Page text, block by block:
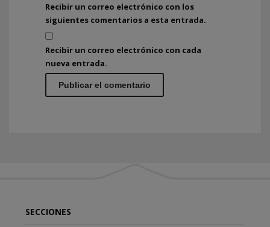
Recibir un correo electrónico con los
siguientes comentarios a esta entrada.
Recibir un correo electrónico con cada
nueva entrada.
SECCIONES